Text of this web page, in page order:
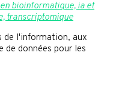
bioinformatique, ia et
transcriptomique
de l'information, aux
de données pour les